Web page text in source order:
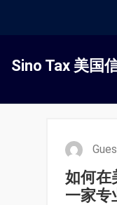
Sino Tax 美国
如何在
一家专